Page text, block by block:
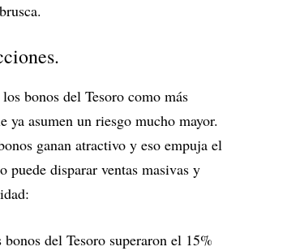
bonos del Tesoro como más
ya asumen un riesgo mucho mayor.
ganan atractivo y eso empuja el
disparar ventas masivas y
del Tesoro superaron el 15%